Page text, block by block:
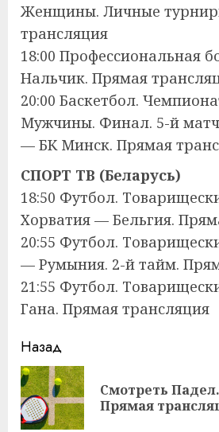
Женщины. Личные
трансляция
18:00 Профессиональная
Нальчик. Прямая
20:00 Баскетбол.
Мужчины. Финал. 5-й
— БК Минск. Прямая
СПОРТ ТВ (Беларусь)
18:50 Футбол.
Хорватия — Бельгия.
20:55 Футбол.
— Румыния. 2-й тайм.
21:55 Футбол.
Гана. Прямая трансляция
Продолжить
чтение
Назад
Смотреть Падел.
Прямая